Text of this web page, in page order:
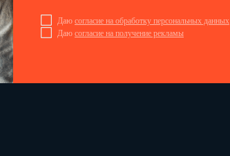
Даю согласие на обработку персональных данных
Даю согласие на получение рекламы